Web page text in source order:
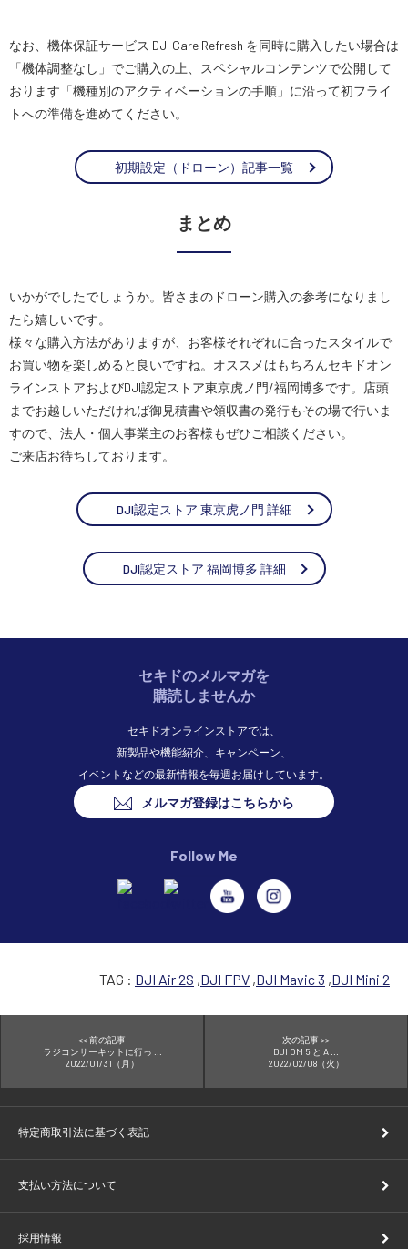
なお、機体保証サービス DJI Care Refresh を同時に購入したい場合は
「機体調整なし」でご購入の上、スペシャルコンテンツで公開して
おります「機種別のアクティベーションの手順」に沿って初フライ
トへの準備を進めてください。
初期設定（ドローン）記事一覧
まとめ
いかがでしたでしょうか。皆さまのドローン購入の参考になりまし
たら嬉しいです。
様々な購入方法がありますが、お客様それぞれに合ったスタイルで
お買い物を楽しめると良いですね。オススメはもちろんセキドオン
ラインストアおよびDJI認定ストア東京虎ノ門/福岡博多です。店頭
までお越しいただければ御見積書や領収書の発行もその場で行いま
すので、法人・個人事業主のお客様もぜひご相談ください。
ご来店お待ちしております。
DJI認定ストア 東京虎ノ門 詳細
DJI認定ストア 福岡博多 詳細
セキドのメルマガを
購読しませんか
セキドオンラインストアでは、
新製品や機能紹介、キャンペーン、
イベントなどの最新情報を毎週お届けしています。
メルマガ登録はこちらから
Follow Me
TAG : DJI Air 2S ,DJI FPV ,DJI Mavic 3 ,DJI Mini 2
<< 前の記事
ラジコンサーキットに行っ ...
2022/01/31（月）
次の記事 >>
DJI OM 5 と A ...
2022/02/08（火）
特定商取引法に基づく表記
支払い方法について
採用情報